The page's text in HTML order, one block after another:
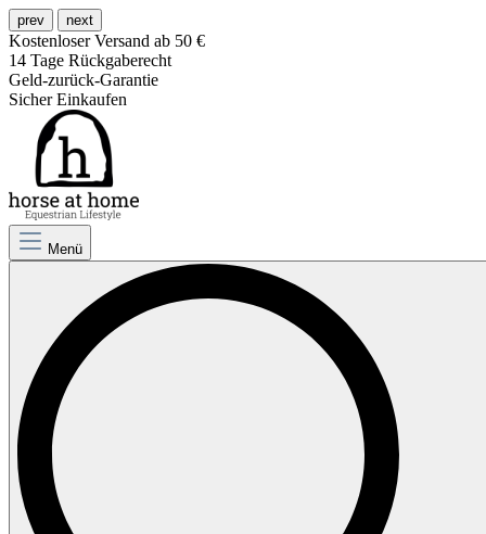
prev next
Kostenloser Versand ab 50 €
14 Tage Rückgaberecht
Geld-zurück-Garantie
Sicher Einkaufen
Menü